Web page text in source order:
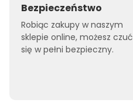
Bezpieczeństwo
Robiąc zakupy w naszym
sklepie online, możesz czuć
się w pełni bezpieczny.